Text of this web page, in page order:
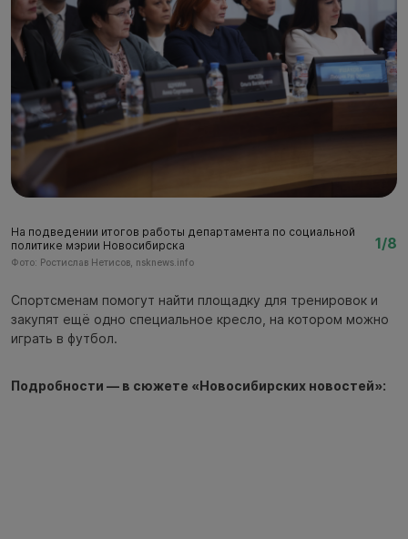
На подведении итогов работы департамента по социальной
политике мэрии Новосибирска
Фото: Ростислав Нетисов, nsknews.info
1/8
Спортсменам помогут найти площадку для тренировок и
закупят ещё одно специальное кресло, на котором можно
играть в футбол.
Подробности — в сюжете «Новосибирских новостей»: